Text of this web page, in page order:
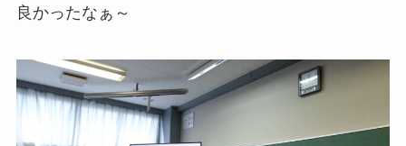
良かったなぁ～